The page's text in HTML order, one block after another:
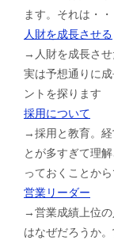
ます。それは・・
人財を成長させる
→人財を成長させ
実は予想通りに
ントを探ります
採用について
→採用と教育。経
とが多すぎて理
っておくことか
営業リーダー
→営業成績上位の
はなぜだろうか